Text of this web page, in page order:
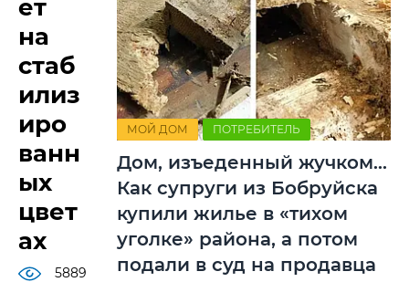
ет
на
стаб
илиз
иро
ванн
ых
цвет
ах
5889
МОЙ ДОМ ПОТРЕБИТЕЛЬ
Дом, изъеденный жучком...
Как супруги из Бобруйска
купили жилье в «тихом
уголке» района, а потом
подали в суд на продавца